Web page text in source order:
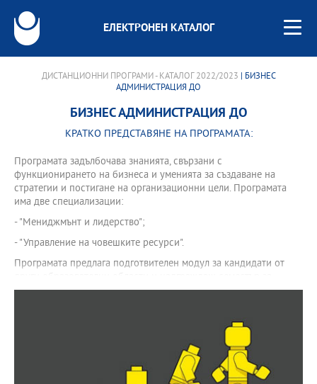
ЕЛЕКТРОНЕН КАТАЛОГ
ДИСТАНЦИОННИ ПРОГРАМИ - КАТАЛОГ 2022/2023 | БИЗНЕС
АДМИНИСТРАЦИЯ ДО
БИЗНЕС АДМИНИСТРАЦИЯ ДО
КРАТКО ПРЕДСТАВЯНЕ НА ПРОГРАМАТА:
Програмата задълбочава знанията, свързани с
функционирането на бизнеса и уменията за създаване на
стратегии и постигане на организационни цели. Програмата
има две специализации:
- "Мениджмънт и лидерство";
- "Управление на човешките ресурси".
Програмата предлага подготвителен модул за кандидати от
кандидати с образователно-квалификационна степен